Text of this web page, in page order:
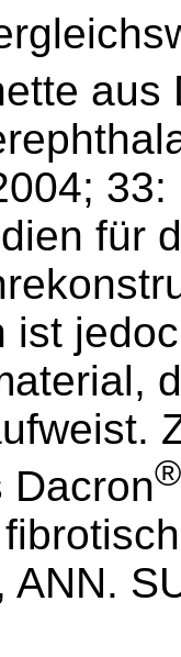
aus
für
ist
Dacron®
ANN.